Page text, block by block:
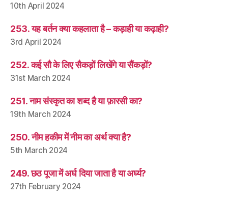
10th April 2024
253. यह बर्तन क्या कहलाता है – कड़ाही या कढ़ाही?
3rd April 2024
252. कई सौ के लिए सैकड़ों लिखेंगे या सैंकड़ों?
31st March 2024
251. नाम संस्कृत का शब्द है या फ़ारसी का?
19th March 2024
250. नीम हकीम में नीम का अर्थ क्या है?
5th March 2024
249. छठ पूजा में अर्घ दिया जाता है या अर्घ्य?
27th February 2024